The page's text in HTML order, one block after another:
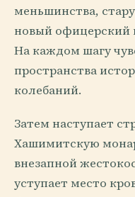
меньшинства,
новый офицерский
На каждом шагу
пространства
колебаний.
Затем наступает
Хашимитскую
внезапной
уступает место